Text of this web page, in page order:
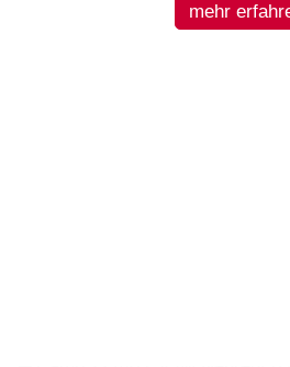
mehr